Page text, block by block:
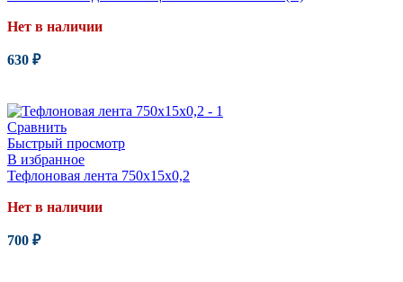
Нет в наличии
630 ₽
Сравнить
Быстрый просмотр
В избранное
Тефлоновая лента 750x15x0,2
Нет в наличии
700 ₽